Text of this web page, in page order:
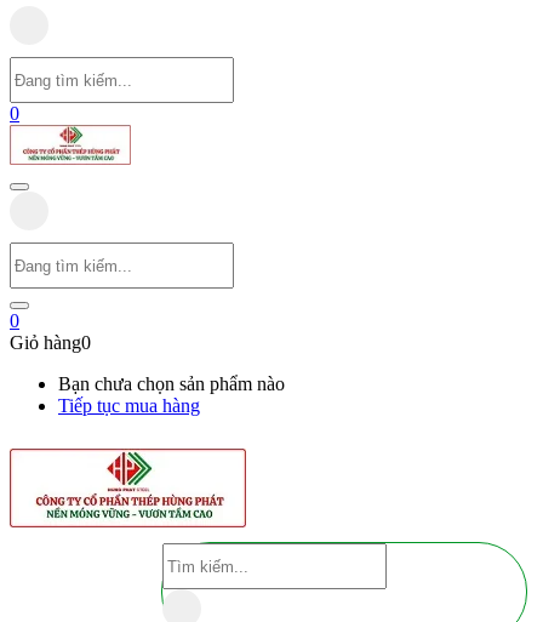
0
0
Giỏ hàng0
Bạn chưa chọn sản phẩm nào
Tiếp tục mua hàng